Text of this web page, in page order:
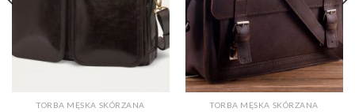
TORBA MĘSKA SKÓRZANA TORBA MĘSKA SKÓRZANA